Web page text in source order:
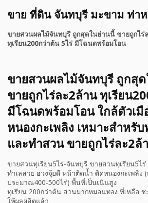
ขาย ที่ดิน จันทบุรี มะขาม ท่าห
ขายสวนผลไม้จันทบุรี ถูกสุดในย่านนี้ ขายถูกไร่
ทุเรียน200กว่าต้น 5ไร่ มีโฉนดพร้อมโอน
ขายสวนผลไม้จันทบุรี ถูกสุ
ขายถูกไร่ละ2ล้าน ทุเรียน
มีโฉนดพร้อมโอน ใกล้ตัวเมื
หนองกะเพลิง เหมาะสำหรั
และทำสวน ขายถูกไร่ละ2ล้
ขายสวนทุเรียน5ไร่-จันทบุรี ขายสวนทุเรียน5ไ
ทำเลสวย ฮวงจุ้ยดี หน้าติดน้ำ ติดหนองกะเพลิง
ประมาณ400-500ไร่) พื้นที่เป็นเนินสูง
ทุเรียน 200กว่าต้น ส่วนมากหมอนทอง ที่เหลือ
ให้ผลผลิตแล้ว